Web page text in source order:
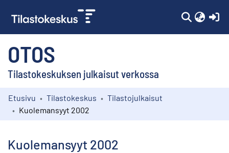
OTOS
Tilastokeskuksen julkaisut verkossa
Kokoelmat
Etusivu Tilastokeskus
Tilastojulkaisut
Kuolemansyyt 2002
Kuolemansyyt 2002